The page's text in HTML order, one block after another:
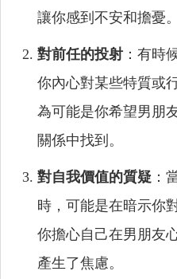
讓你感到不安和擔憂。
對前任的投射 ：有時
你內心對某些特質或
為可能是你希望男朋
關係中找到。
對自我價值的質疑 ：
時，可能是在暗示你
你擔心自己在男朋友
產生了焦慮。